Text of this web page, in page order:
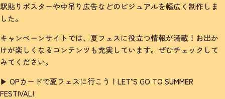
駅貼りポスターや中吊り広告などのビジュアルを幅広く制作しま
した。
キャンペーンサイトでは、夏フェスに役立つ情報が満載！お出か
けが楽しくなるコンテンツも充実しています。ぜひチェックして
みてください。
▶ OPカードで夏フェスに行こう！LET’S GO TO SUMMER
FESTIVAL!